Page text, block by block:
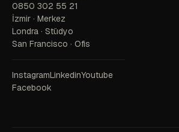
0850 302 55 21
İzmir · Merkez
Londra · Stüdyo
San Francisco · Ofis
InstagramLinkedinYoutube
Facebook